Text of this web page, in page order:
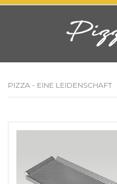
PIZZA - EINE LEIDENSCHAFT